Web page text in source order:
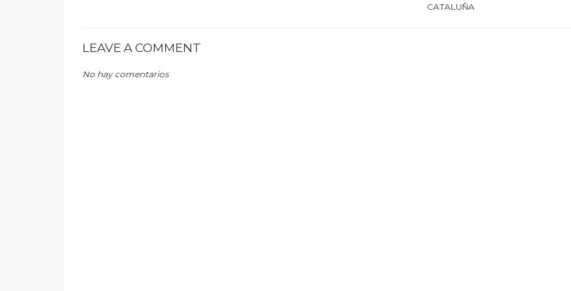
CATALUÑA
LEAVE A COMMENT
No hay comentarios